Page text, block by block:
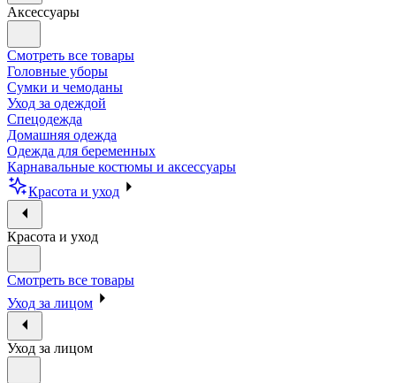
Аксессуары
Смотреть все товары
Головные уборы
Сумки и чемоданы
Уход за одеждой
Спецодежда
Домашняя одежда
Одежда для беременных
Карнавальные костюмы и аксессуары
Красота и уход
Красота и уход
Смотреть все товары
Уход за лицом
Уход за лицом